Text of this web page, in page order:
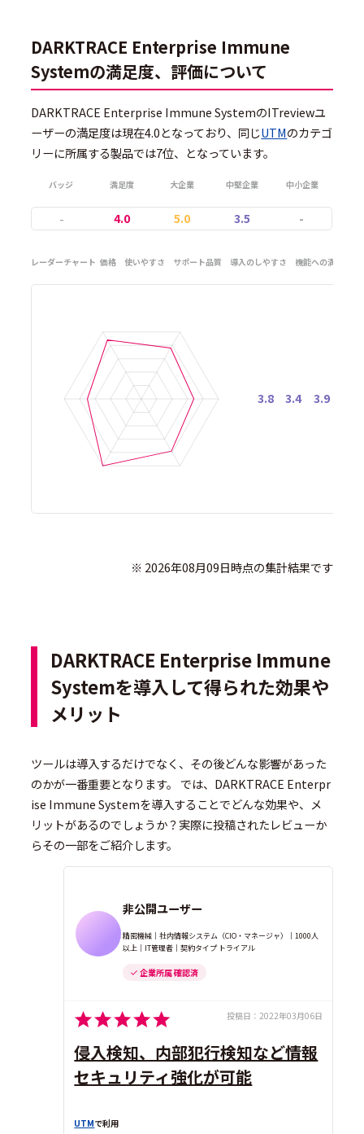
DARKTRACE Enterprise Immune
Systemの満足度、評価について
DARKTRACE Enterprise Immune SystemのITreviewユ
ーザーの満足度は現在4.0となっており、同じUTMのカテゴ
リーに所属する製品では7位、となっています。
バッジ 満足度 大企業 中堅企業 中小企業
- 4.0 5.0 3.5 -
レーダーチャート 価格 使いやすさ サポート品質 導入のしやすさ 機能への満足度
3.8 3.4 3.9
DARKTRACE Enterprise Immune
Systemを導入して得られた効果や
メリット
ツールは導入するだけでなく、その後どんな影響があった
のかが一番重要となります。 では、DARKTRACE Enterpr
ise Immune Systemを導入することでどんな効果や、メ
リットがあるのでしょうか？実際に投稿されたレビューか
らその一部をご紹介します。
非公開ユーザー
精密機械｜社内情報システム（CIO・マネージャ）｜1000人
以上｜IT管理者｜契約タイプ トライアル
企業所属 確認済
投稿日： 2022年03月06日
侵入検知、内部犯行検知など情報
セキュリティ強化が可能
UTMで利用